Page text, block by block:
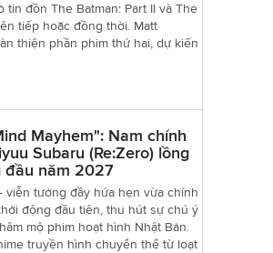
đồn The Batman: Part II và The
tiếp hoặc đồng thời. Matt
thiện phần phim thứ hai, dự kiến
Mayhem": Nam chính
Subaru (Re:Zero) lồng
đầu năm 2027
viễn tưởng đầy hứa hẹn vừa chính
động đầu tiên, thu hút sự chú ý
mộ phim hoạt hình Nhật Bản.
truyền hình chuyển thể từ loạt